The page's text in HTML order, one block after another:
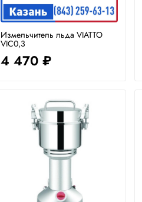
Измельчитель льда VIATTO
VIC0,3
4 470 ₽